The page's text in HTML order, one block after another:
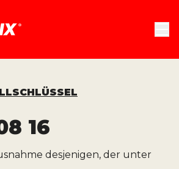
16
desjenigen, der unter